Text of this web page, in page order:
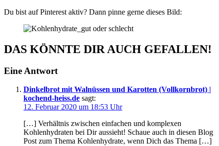
Du bist auf Pinterest aktiv? Dann pinne gerne dieses Bild:
DAS KÖNNTE DIR AUCH GEFALLEN!
Eine Antwort
Dinkelbrot mit Walnüssen und Karotten (Vollkornbrot) |
kochend-heiss.de sagt:
12. Februar 2020 um 18:53 Uhr
[…] Verhältnis zwischen einfachen und komplexen
Kohlenhydraten bei Dir aussieht! Schaue auch in diesen Blog
Post zum Thema Kohlenhydrate, wenn Dich das Thema […]